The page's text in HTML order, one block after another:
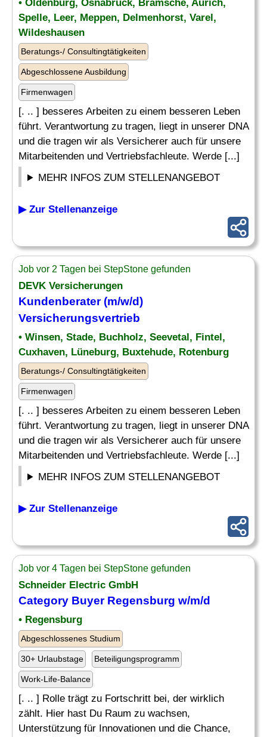
• Oldenburg, Osnabrück, Bramsche, Aurich,
Spelle, Leer, Meppen, Delmenhorst, Varel,
Wildeshausen
Beratungs-/ Consultingtätigkeiten
Abgeschlossene Ausbildung
Firmenwagen
[. .. ] besseres Arbeiten zu einem besseren Leben
führt. Verantwortung zu tragen, liegt in unserer DNA
und die tragen wir als Versicherer auch für unsere
Mitarbeitenden und Vertriebsfachleute. Werde [...]
MEHR INFOS ZUM STELLENANGEBOT
▶ Zur Stellenanzeige
Job vor 2 Tagen bei StepStone gefunden
DEVK Versicherungen
Kundenberater (m/w/d)
Versicherungsvertrieb
• Winsen, Stade, Buchholz, Seevetal, Fintel,
Cuxhaven, Lüneburg, Buxtehude, Rotenburg
Beratungs-/ Consultingtätigkeiten
Firmenwagen
[. .. ] besseres Arbeiten zu einem besseren Leben
führt. Verantwortung zu tragen, liegt in unserer DNA
und die tragen wir als Versicherer auch für unsere
Mitarbeitenden und Vertriebsfachleute. Werde [...]
MEHR INFOS ZUM STELLENANGEBOT
▶ Zur Stellenanzeige
Job vor 4 Tagen bei StepStone gefunden
Schneider Electric GmbH
Category Buyer Regensburg w/m/d
• Regensburg
Abgeschlossenes Studium
30+ Urlaubstage Beteiligungsprogramm
Work-Life-Balance
[. .. ] Rolle trägt zu Fortschritt bei, der wirklich
zählt. Hier hast Du Raum zu wachsen,
Unterstützung für Innovationen und die Chance,